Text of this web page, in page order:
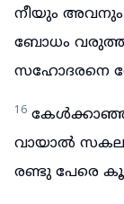
നീയും അവനും
ബോധം
സഹോദരനെ
16
വായാൽ സകല
രണ്ടു പേരെ